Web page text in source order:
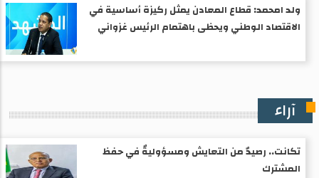
ولد امحمد: قطاع المعادن يمثل ركيزة أساسية في
الاقتصاد الوطني ويحظى باهتمام الرئيس غزواني
آراء
تكانت.. رصيدٌ من التعايش ومسؤوليةٌ في حفظ
المشترك